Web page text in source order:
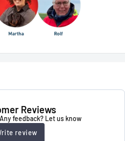
Reviews
feedback? Let us know
review